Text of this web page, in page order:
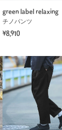
green label relaxing
チノパンツ
¥8,910